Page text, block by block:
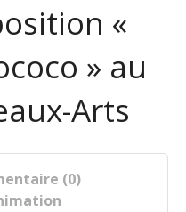
«
» au
Arts
(0)